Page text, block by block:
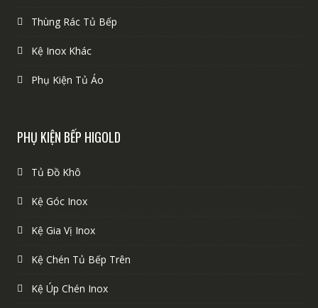
Thùng Rác Tủ Bếp
Kệ Inox Khác
Phụ Kiện Tủ Áo
PHỤ KIỆN BẾP HIGOLD
Tủ Đồ Khô
Kệ Góc Inox
Kệ Gia Vị Inox
Kệ Chén Tủ Bếp Trên
Kệ Úp Chén Inox